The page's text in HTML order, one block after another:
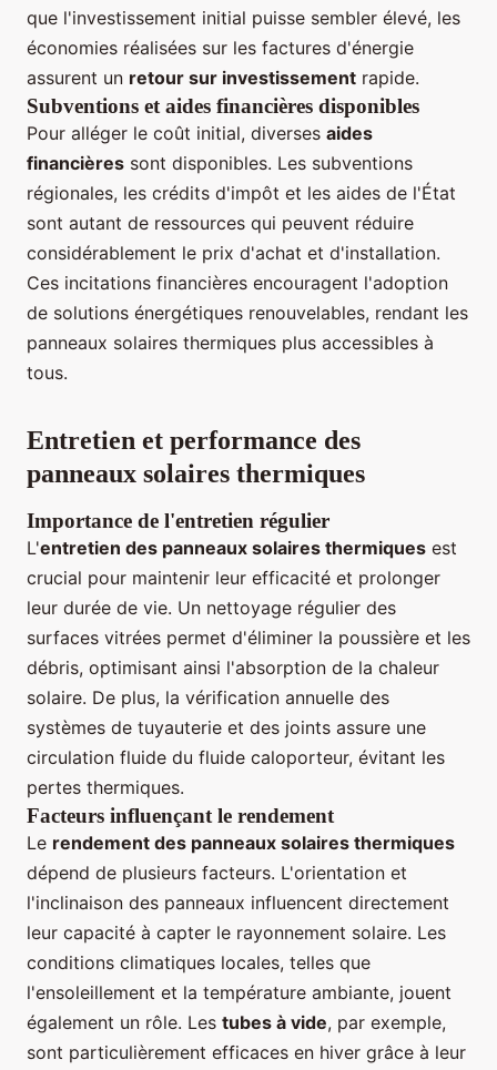
que l'investissement initial puisse sembler élevé, les
économies réalisées sur les factures d'énergie
assurent un retour sur investissement rapide.
Subventions et aides financières disponibles
Pour alléger le coût initial, diverses aides
financières sont disponibles. Les subventions
régionales, les crédits d'impôt et les aides de l'État
sont autant de ressources qui peuvent réduire
considérablement le prix d'achat et d'installation.
Ces incitations financières encouragent l'adoption
de solutions énergétiques renouvelables, rendant les
panneaux solaires thermiques plus accessibles à
tous.
Entretien et performance des
panneaux solaires thermiques
Importance de l'entretien régulier
L'entretien des panneaux solaires thermiques est
crucial pour maintenir leur efficacité et prolonger
leur durée de vie. Un nettoyage régulier des
surfaces vitrées permet d'éliminer la poussière et les
débris, optimisant ainsi l'absorption de la chaleur
solaire. De plus, la vérification annuelle des
systèmes de tuyauterie et des joints assure une
circulation fluide du fluide caloporteur, évitant les
pertes thermiques.
Facteurs influençant le rendement
Le rendement des panneaux solaires thermiques
dépend de plusieurs facteurs. L'orientation et
l'inclinaison des panneaux influencent directement
leur capacité à capter le rayonnement solaire. Les
conditions climatiques locales, telles que
l'ensoleillement et la température ambiante, jouent
également un rôle. Les tubes à vide, par exemple,
sont particulièrement efficaces en hiver grâce à leur